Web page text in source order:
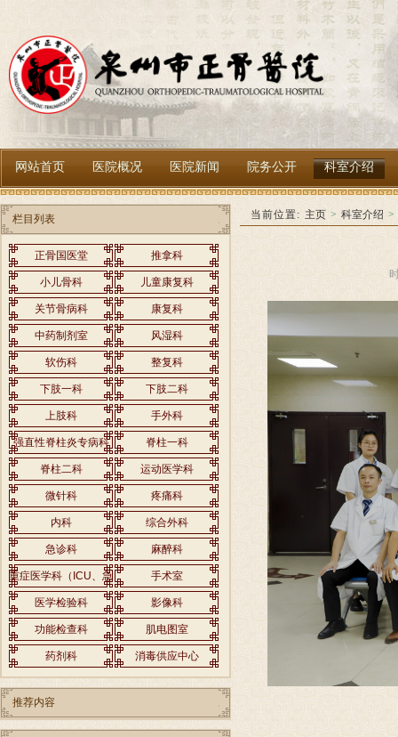
网站首页 医院概况 医院新闻 院务公开 科室介绍
当前位置: 主页 > 科室介绍 >
栏目列表
正骨国医堂 推拿科
小儿骨科 儿童康复科
关节骨病科 康复科
中药制剂室 风湿科
软伤科 整复科
下肢一科 下肢二科
上肢科 手外科
强直性脊柱炎专病科 脊柱一科
脊柱二科 运动医学科
微针科 疼痛科
内科 综合外科
急诊科 麻醉科
重症医学科（ICU、急
救内科）
手术室
医学检验科 影像科
功能检查科 肌电图室
药剂科 消毒供应中心
推荐内容